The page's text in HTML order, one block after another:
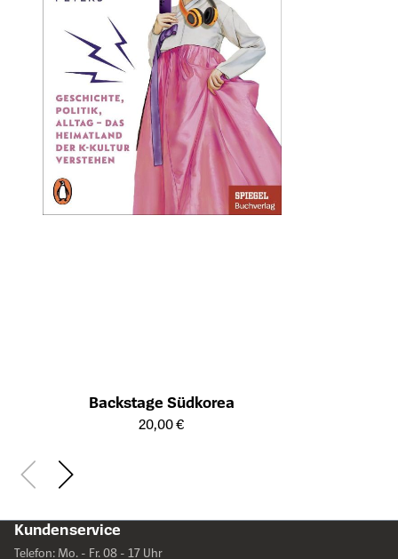
Backstage Südkorea
Öffnet die Detailseite des Produkts
20,00 €
Kundenservice
Telefon: Mo. - Fr. 08 - 17 Uhr